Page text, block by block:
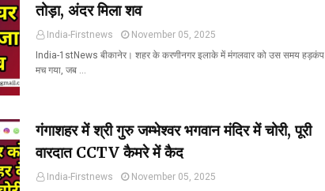
तोड़ा, अंदर मिला शव
India-Firstnews
November 05, 2025
India-1stNews बीकानेर। शहर के करणीनगर इलाके में मंगलवार को उस समय हड़कंप
मच गया, जब …
गंगाशहर में श्री गुरु जम्भेश्वर भगवान मंदिर में चोरी, पूरी
वारदात CCTV कैमरे में कैद
India-Firstnews
November 05, 2025